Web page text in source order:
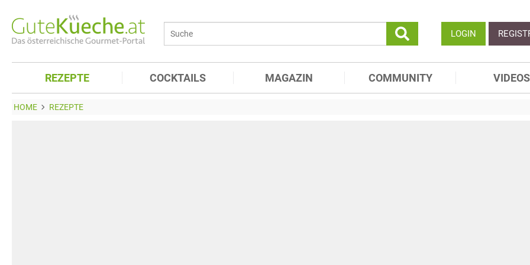
LOGIN
REZEPTE COCKTAILS MAGAZIN COMMUNITY VIDEOS
HOME REZEPTE